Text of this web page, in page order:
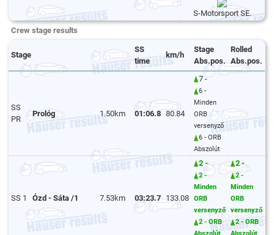
S-Motorsport SE.
Crew stage results
Stage
SS
time
km/h
Stage
Abs.pos.
Rolled
Abs.pos.
SS
PR
Prológ 1.50km 01:06.8 80.84
7 -
6 -
Minden
ORB
versenyző
6 - ORB
Abszolút
SS 1 Ózd - Sáta /1 7.53km 03:23.7 133.08
2 -
2 -
Minden
ORB
versenyző
2 - ORB
2 -
2 -
Minden
ORB
versenyző
2 - ORB